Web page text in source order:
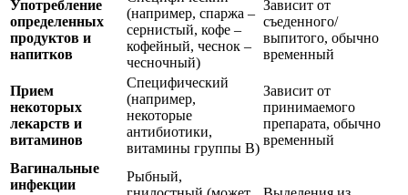
Употребление
определенных
продуктов и
напитков
(например, спаржа –
сернистый, кофе –
кофейный, чеснок –
чесночный)
Зависит от
съеденного/
выпитого, обычно
временный
Прием
некоторых
лекарств и
витаминов
Специфический
(например,
некоторые
антибиотики,
витамины группы В)
Зависит от
принимаемого
препарата, обычно
временный
Вагинальные
инфекции
Рыбный,